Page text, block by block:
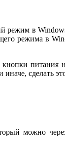
в
режима в
иначе, сделать
можно